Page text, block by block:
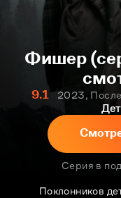
Фишер
9.1 2023,
Поклонников
Серия в